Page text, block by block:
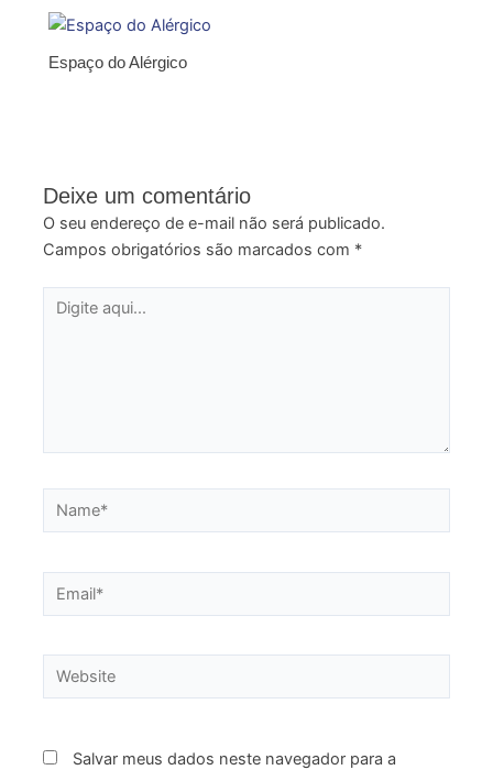
Espaço do Alérgico
Deixe um comentário
O seu endereço de e-mail não será publicado.
Campos obrigatórios são marcados com *
Digite
Name*
Email*
Website
Salvar meus dados neste navegador para a